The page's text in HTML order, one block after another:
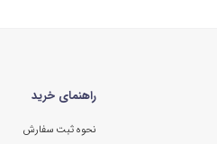
راهنمای خرید
نحوه ثبت سفارش